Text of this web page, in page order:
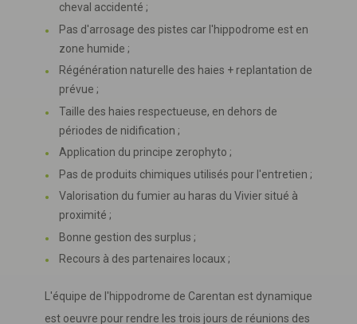
cheval accidenté ;
Pas d'arrosage des pistes car l'hippodrome est en
zone humide ;
Régénération naturelle des haies + replantation de
prévue ;
Taille des haies respectueuse, en dehors de
périodes de nidification ;
Application du principe zerophyto ;
Pas de produits chimiques utilisés pour l'entretien ;
Valorisation du fumier au haras du Vivier situé à
proximité ;
Bonne gestion des surplus ;
Recours à des partenaires locaux ;
L'équipe de l'hippodrome de Carentan est dynamique
est oeuvre pour rendre les trois jours de réunions des